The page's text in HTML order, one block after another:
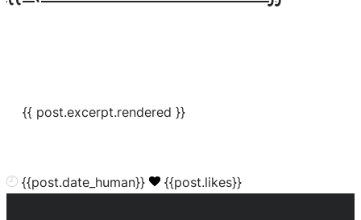
{{ post.excerpt.rendered }}
{{post.date_human}} {{post.likes}}